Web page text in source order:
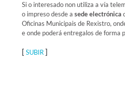
Si o interesado non utiliza a vía
o impreso desde a sede electrónica
Oficinas Municipais de Rexistro,
e onde poderá entregalos de forma
[ SUBIR]